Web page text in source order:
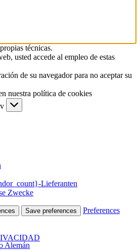
técnicas.
usted accede al empleo de estas
de su navegador para no aceptar su
nuestra política de cookies
Lieferanten
Zwecke
Save preferences Preferences
Alemán